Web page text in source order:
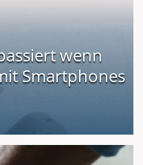
wenn
Smartphones